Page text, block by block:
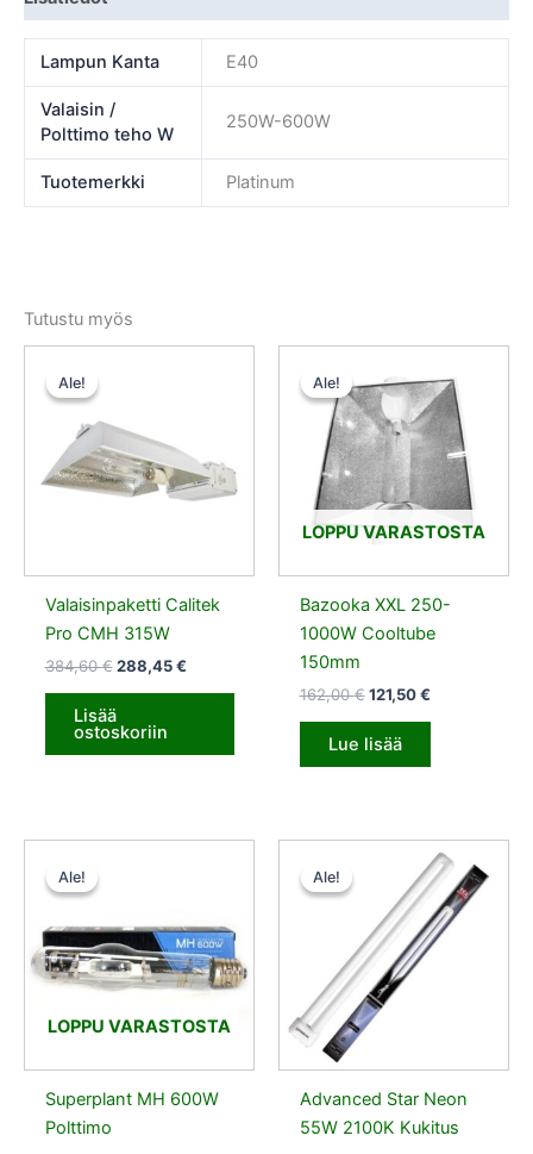
Lampun Kanta E40
Valaisin /
Polttimo teho W
250W-600W
Tuotemerkki Platinum
Tutustu myös
Ale!
Ale!
Valaisinpaketti Calitek
Pro CMH 315W
384,60€ 288,45€
Lisää
ostoskoriin
Ale!
LOPPU VARASTOSTA
Ale!
Bazooka XXL 250-
1000W Cooltube
150mm
162,00€
oli:
162,00 €.
121,50€
on:
121,50 €.
Lue lisää
Ale!
LOPPU VARASTOSTA
Ale!
Superplant MH 600W
Polttimo
Ale!
Ale!
Advanced Star Neon
55W 2100K Kukitus
oli:
6,50 €.
hinta
on:
4,87 €.